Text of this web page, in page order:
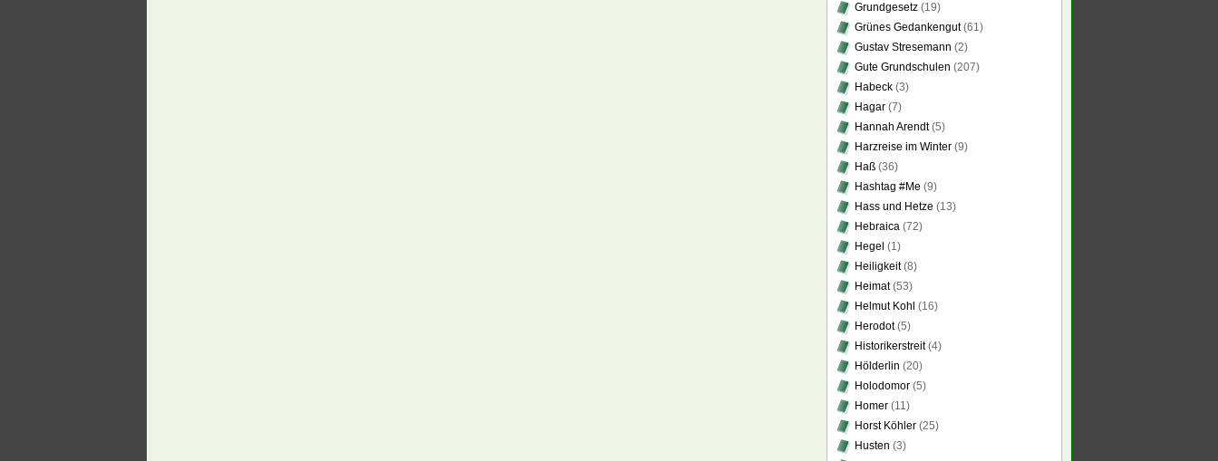
Grundgesetz (19)
Grünes Gedankengut(61)
Gustav Stresemann (2)
Gute Grundschulen (207)
Habeck (3)
Hagar (7)
Hannah Arendt(5)
Harzreise im Winter (9)
Haß (36)
Hashtag #Me (9)
Hass und Hetze (13)
Hebraica (72)
Hegel (1)
Heiligkeit(8)
Heimat(53)
Helmut Kohl (16)
Herodot(5)
Historikerstreit(4)
Hölderlin (20)
Holodomor (5)
Homer (11)
Horst Köhler (25)
Husten (3)